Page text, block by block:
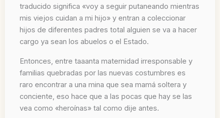
traducido significa «voy a seguir putaneando mientras
mis viejos cuidan a mi hijo» y entran a coleccionar
hijos de diferentes padres total alguien se va a hacer
cargo ya sean los abuelos o el Estado.
Entonces, entre taaanta maternidad irresponsable y
familias quebradas por las nuevas costumbres es
raro encontrar a una mina que sea mamá soltera y
conciente, eso hace que a las pocas que hay se las
vea como «heroínas» tal como dije antes.